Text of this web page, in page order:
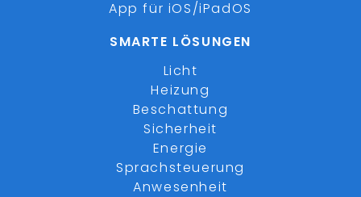
App für iOS/iPadOS
SMARTE LÖSUNGEN
Licht
Heizung
Beschattung
Sicherheit
Energie
Sprachsteuerung
Anwesenheit